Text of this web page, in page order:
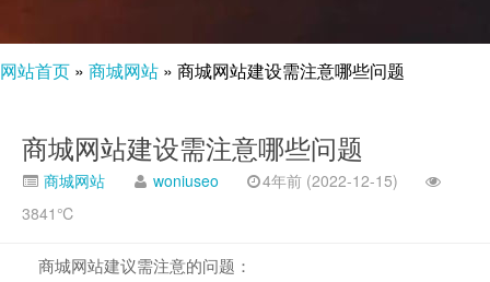
网站首页 » 商城网站 » 商城网站建设需注意哪些问题
商城网站建设需注意哪些问题
商城网站 woniuseo
4年前 (2022-12-15)
3841℃
商城网站建议需注意的问题：